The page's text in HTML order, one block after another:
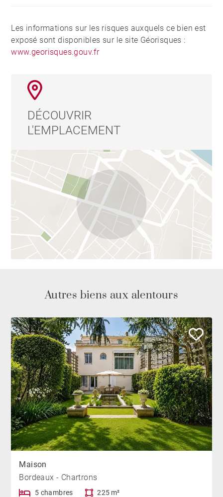
Les informations sur les risques auxquels ce bien est
exposé sont disponibles sur le site Géorisques :
www.georisques.gouv.fr
DÉCOUVRIR
L'EMPLACEMENT
Autres biens aux alentours
Maison
Bordeaux - Chartrons
5 chambres 225 m²